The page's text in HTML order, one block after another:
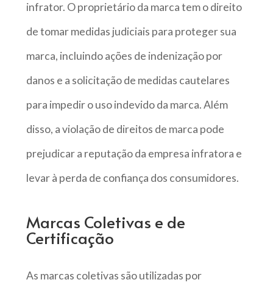
infrator. O proprietário da marca tem o direito
de tomar medidas judiciais para proteger sua
marca, incluindo ações de indenização por
danos e a solicitação de medidas cautelares
para impedir o uso indevido da marca. Além
disso, a violação de direitos de marca pode
prejudicar a reputação da empresa infratora e
levar à perda de confiança dos consumidores.
Marcas Coletivas e de
Certificação
As marcas coletivas são utilizadas por